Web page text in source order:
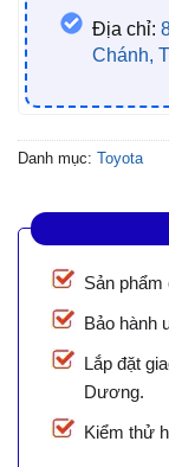
Địa chỉ:
Chánh,
Danh mục: Toyota
Sản
Bảo hành
Lắp đặt
Dương.
Kiểm thử